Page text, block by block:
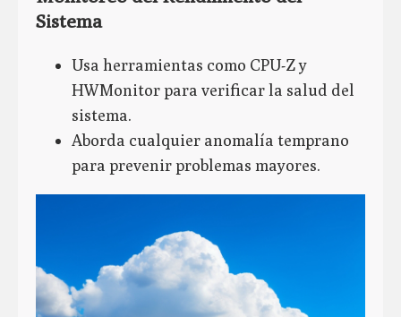
Sistema
Usa herramientas como CPU-Z y
HWMonitor para verificar la salud del
sistema.
Aborda cualquier anomalía temprano
para prevenir problemas mayores.